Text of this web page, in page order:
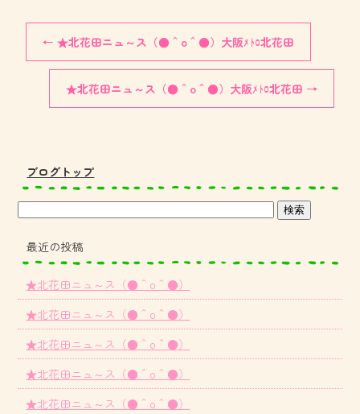
← ★北花田ニュ～ス（●＾o＾●）大阪ﾒﾄﾛ北花田
★北花田ニュ～ス（●＾o＾●）大阪ﾒﾄﾛ北花田 →
ブログトップ
最近の投稿
★北花田ニュ～ス（●＾o＾●）
★北花田ニュ～ス（●＾o＾●）
★北花田ニュ～ス（●＾o＾●）
★北花田ニュ～ス（●＾o＾●）
★北花田ニュ～ス（●＾o＾●）